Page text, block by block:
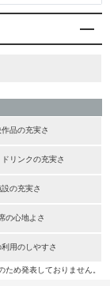
品の充実さ
リンクの充実さ
設の充実さ
の心地よさ
用のしやすさ
め発表しておりません。